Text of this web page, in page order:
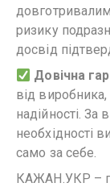
ризику
досвід
Довічна
від
надійності. За
необхідності
само за себе.
КАЖАН.УКР –